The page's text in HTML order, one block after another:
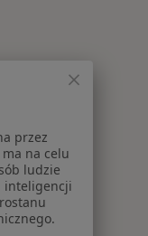
przez
na celu
ludzie
inteligencji